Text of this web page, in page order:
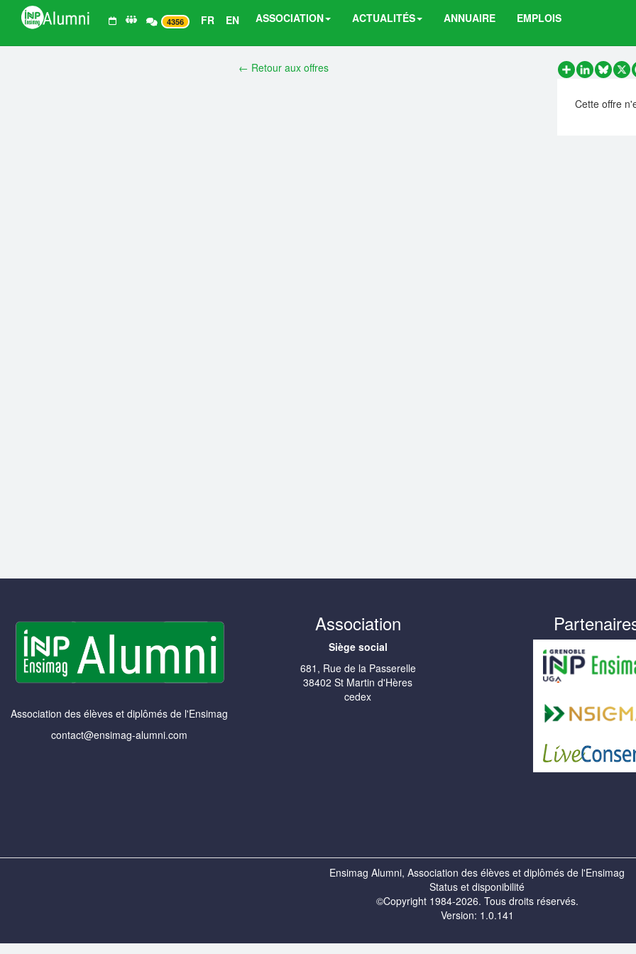
4356 FR EN ASSOCIATION ACTUALITÉS ANNUAIRE EMPLOIS
← Retour aux offres
PartagerLinkedInX
Cette offre
Association des élèves et diplômés de l'Ensimag
contact@ensimag-alumni.com
Association
Siège social
681, Rue de la Passerelle
38402 St Martin d'Hères
cedex
Ensimag Alumni, Association des élèves et diplômés de l'Ensimag
Status et disponibilité
©Copyright 1984-2026. Tous droits réservés.
Version: 1.0.141